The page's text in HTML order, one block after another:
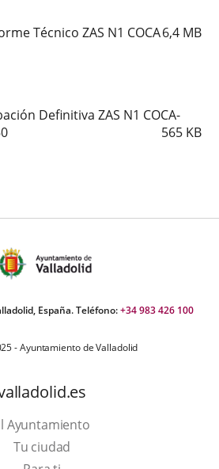
Técnico ZAS N1 COCA6,4 MB
Definitiva ZAS N1 COCA-
565 KB
España. Teléfono:+34 983 426 100
- Ayuntamiento de Valladolid
Ayuntamiento
Tu ciudad